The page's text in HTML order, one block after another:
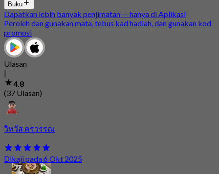
Buku
Dapatkan lebih banyak penjimatan — hanya di Aplikasi
Peroleh dan gunakan mata, tebus kad hadiah, dan gunakan kod
promosi
Ulasan
|
4.8
(37 Ulasan)
วิทวัส ครุวรรณ
Dikaji pada 6 Okt 2025